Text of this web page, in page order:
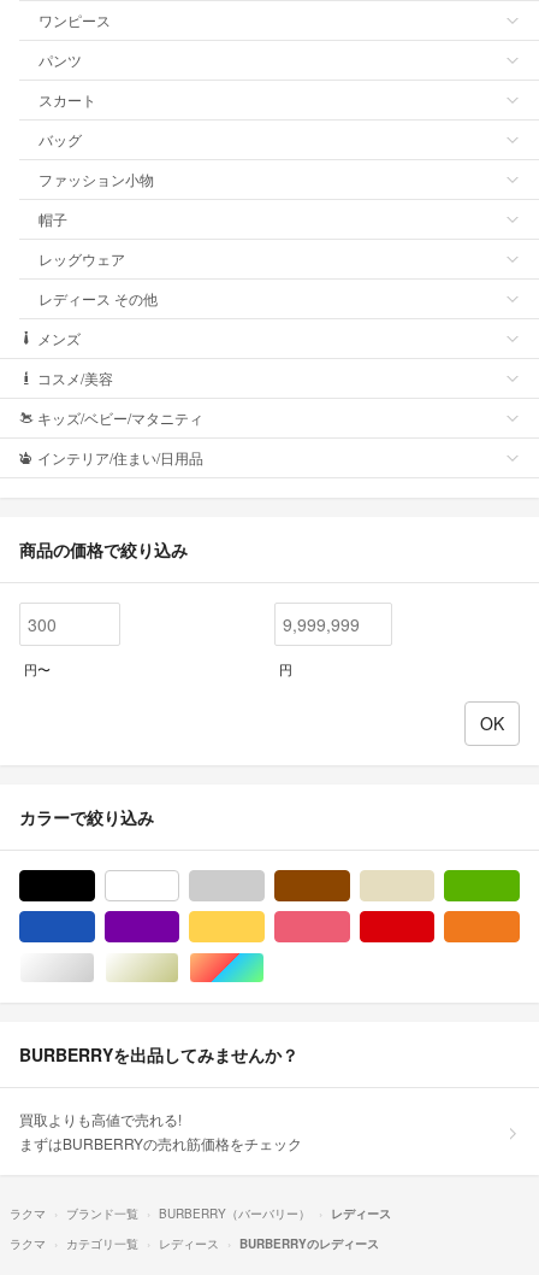
ワンピース
パンツ
スカート
バッグ
ファッション小物
帽子
レッグウェア
レディース その他
メンズ
コスメ/美容
キッズ/ベビー/マタニティ
インテリア/住まい/日用品
商品の価格で絞り込み
円〜 円
カラーで絞り込み
シルバー/銀色系ゴールド/金色系マルチカラー
BURBERRYを出品してみませんか？
買取よりも高値で売れる!
まずはBURBERRYの売れ筋価格をチェック
ラクマ ブランド一覧 BURBERRY（バーバリー）
レディース
ラクマ
カテゴリ一覧 レディース BURBERRYのレディース